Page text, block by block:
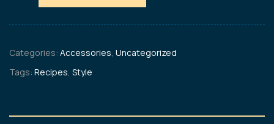
Categories: Accessories, Uncategorized
Tags: Recipes, Style